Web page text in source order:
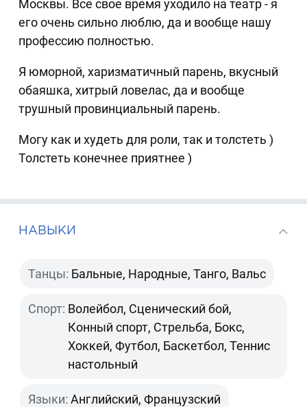
Москвы. Все свое время уходило на театр - я
его очень сильно люблю, да и вообще нашу
профессию полностью.
Я юморной, харизматичный парень, вкусный
обаяшка, хитрый ловелас, да и вообще
трушный провинциальный парень.
Могу как и худеть для роли, так и толстеть )
Толстеть конечнее приятнее )
НАВЫКИ
Танцы: Бальные, Народные, Танго, Вальс
Спорт: Волейбол, Сценический бой,
Конный спорт, Стрельба, Бокс,
Хоккей, Футбол, Баскетбол, Теннис
настольный
Языки: Английский, Французский